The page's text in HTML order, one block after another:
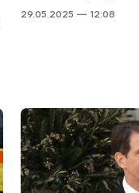
29.05.2025 — 12:08